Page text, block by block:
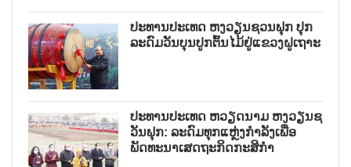
ປະທານປະເທດ ຫງວຽນຊວນຟຸກ ປຸກ
ລະດົມວັນບຸນປູກຕົ້ນໄມ້ຢູ່ແຂວງຝູເຖາະ
ປະທານປະເທດ ຫວຽດນາມ ຫງວຽນຊ
ວັນຟຸກ: ລະດົມທຸກແຫຼ່ງກຳລັງເພື່ອ
ພັດທະນາເສດຖະກິດກະສິກຳ